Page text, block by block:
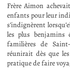
Frère Aimon
enfants pour leur
s’indignèrent
les plus benjamins
familières de
réunirait dès que
pratique de faire